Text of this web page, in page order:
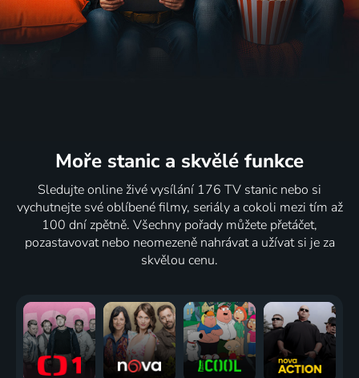
Moře stanic a skvělé funkce
Sledujte online živé vysílání 176 TV stanic nebo si
vychutnejte své oblíbené filmy, seriály a cokoli mezi tím až
100 dní zpětně. Všechny pořady můžete přetáčet,
pozastavovat nebo neomezeně nahrávat a užívat si je za
skvělou cenu.